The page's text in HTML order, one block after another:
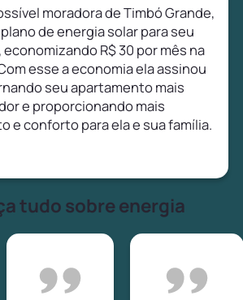
moradora de Timbó Grande,
de energia solar para seu
R$ 30 por mês na
esse a economia ela assinou
seu apartamento mais
e proporcionando mais
e conforto para ela e sua família.
tudo sobre energia